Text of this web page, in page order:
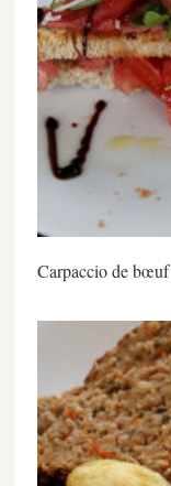
Carpaccio de